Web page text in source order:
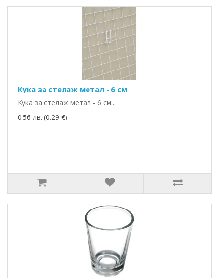
Кука за стелаж метал - 6 см
Кука за стелаж метал - 6 см...
0.56 лв. (0.29 €)